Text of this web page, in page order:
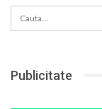
Publicitate